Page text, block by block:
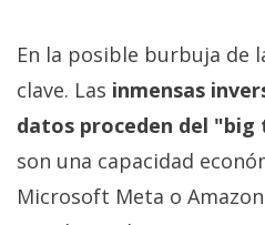
En la posible burbuja de
clave. Las inmensas
datos proceden del "big
son una capacidad
Microsoft Meta o